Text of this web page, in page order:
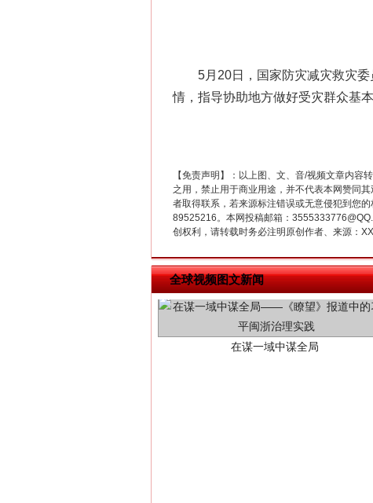
5月20日，国家防灾减灾救灾委
情，指导协助地方做好受灾群众基
【免责声明】：以上图、文、音/视频文章内
之用，禁止用于商业用途，并不代表本网赞同
者取得联系，若来源标注错误或无意侵犯到您
89525216。本网投稿邮箱：
创权利，请转载时务必注明原创作者、来源：
全球视频图文新闻
这是一记警钟！
在谋一域中谋全局